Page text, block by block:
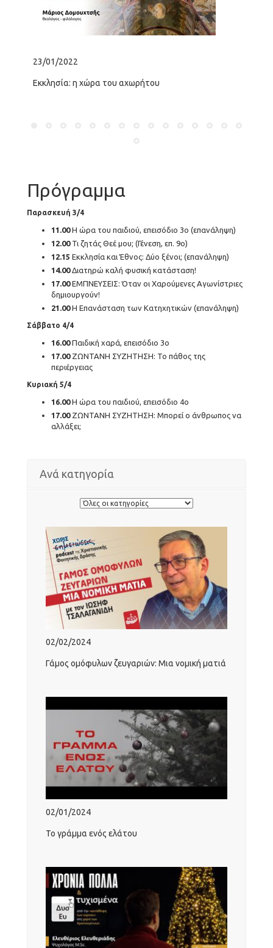
23/01/2022
Εκκλησία: η χώρα του αχωρήτου
Πρόγραμμα
Παρασκευή 3/4
11.00Η ώρα του παιδιού, επεισόδιο 3ο (επανάληψη)
12.00Τι ζητάς Θεέ μου; (Γένεση, επ. 9ο)
12.15 Εκκλησία και Έθνος: Δύο ξένοι; (επανάληψη)
14.00Διατηρώ καλή φυσική κατάσταση!
17.00ΕΜΠΝΕΥΣΕΙΣ: Όταν οι Χαρούμενες Αγωνίστριες
δημιουργούν!
21.00Η Επανάσταση των Κατηχητικών (επανάληψη)
Σάββατο 4/4
16.00Παιδική χαρά, επεισόδιο 3ο
17.00ΖΩΝΤΑΝΗ ΣΥΖΗΤΗΣΗ: Το πάθος της
περιέργειας
Κυριακή 5/4
16.00Η ώρα του παιδιού, επεισόδιο 4ο
17.00ΖΩΝΤΑΝΗ ΣΥΖΗΤΗΣΗ: Μπορεί ο άνθρωπος να
αλλάξει;
Ανά κατηγορία
02/02/2024
Γάμος ομόφυλων ζευγαριών: Μια νομική ματιά
02/01/2024
Το γράμμα ενός ελάτου